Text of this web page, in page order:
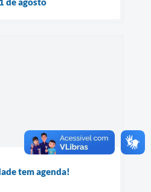
tem agenda!